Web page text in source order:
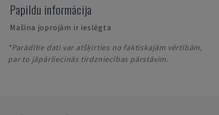
Papildu informācija
Mašīna joprojām ir ieslēgta
*Parādītie dati var atšķirties no faktiskajām vērtībām,
par to jāpārliecinās tirdzniecības pārstāvim.